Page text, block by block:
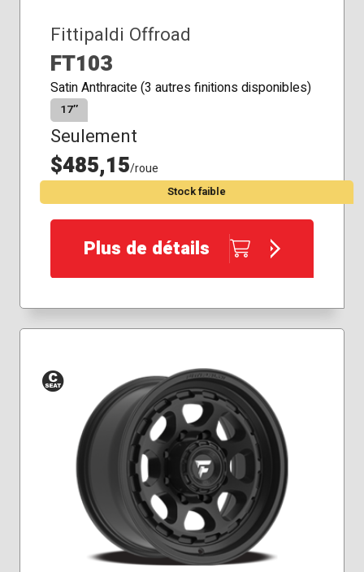
Fittipaldi Offroad
FT103
Satin Anthracite (3 autres finitions disponibles)
17″
Seulement
$485,15/roue
Stock faible
Plus de détails
Siège
conique